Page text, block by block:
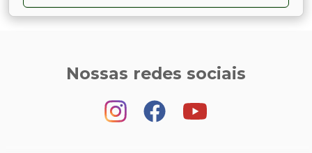
Nossas redes sociais